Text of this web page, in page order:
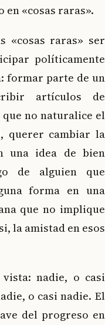
en «cosas raras».
«cosas raras» ser
políticamente
formar parte de un
artículos de
no naturalice el
querer cambiar la
una idea de bien
de alguien que
forma en una
que no implique
la amistad en esos
vista: nadie, o casi
o casi nadie. El
del progreso en